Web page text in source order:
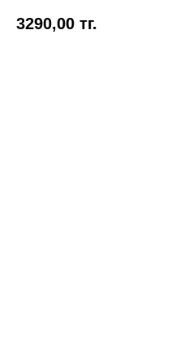
3290,00 тг.